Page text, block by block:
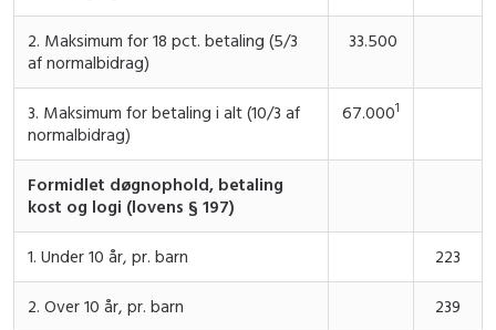
2. Maksimum for 18 pct. betaling (5/3
af normalbidrag)
33.500
3. Maksimum for betaling i alt (10/3 af
normalbidrag)
67.0001
Formidlet døgnophold, betaling
kost og logi (lovens § 197)
1. Under 10 år, pr. barn 223
2. Over 10 år, pr. barn 239